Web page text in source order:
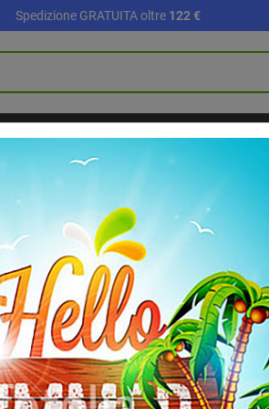
Spedizione GRATUITA oltre 122 €
SETTORE SCUOLA ALLENAMENTO E
E RECUPERO